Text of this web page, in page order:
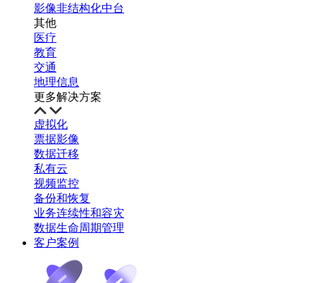
影像非结构化中台
其他
医疗
教育
交通
地理信息
更多解决方案
虚拟化
票据影像
数据迁移
私有云
视频监控
备份和恢复
业务连续性和容灾
数据生命周期管理
客户案例